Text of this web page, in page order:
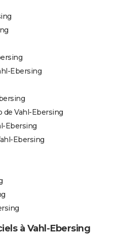
Ebersing
Vahl-Ebersing
Ebersing
Ebersing
à Vahl-Ebersing